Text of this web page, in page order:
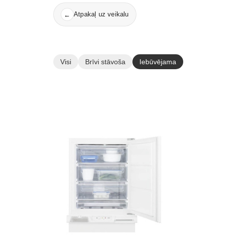
← Atpakaļ uz veikalu
Visi Brīvi stāvoša Iebūvējama